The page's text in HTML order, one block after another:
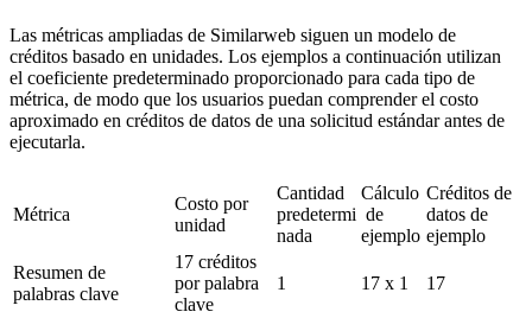
Las métricas ampliadas de Similarweb siguen un modelo de
créditos basado en unidades. Los ejemplos a continuación utilizan
el coeficiente predeterminado proporcionado para cada tipo de
métrica, de modo que los usuarios puedan comprender el costo
aproximado en créditos de datos de una solicitud estándar antes de
ejecutarla.
Métrica
Costo por
unidad
Cantidad
predetermi
nada
Cálculo
de
ejemplo
Créditos de
datos de
ejemplo
Resumen de
palabras clave
17 créditos
por palabra
clave
1 17 x 1 17